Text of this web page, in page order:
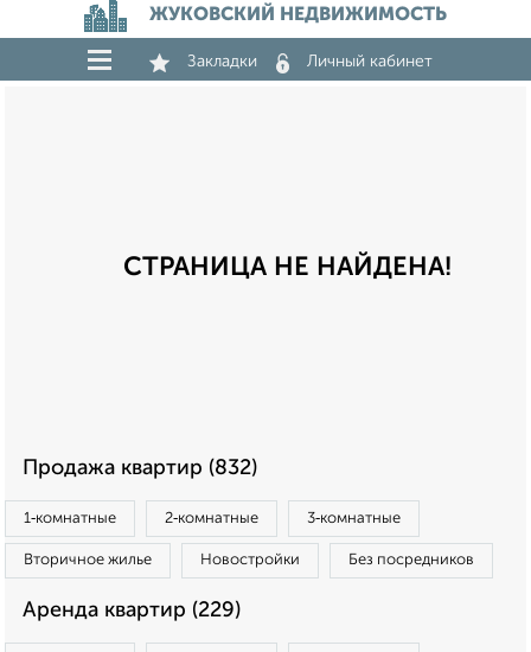
ЖУКОВСКИЙ НЕДВИЖИМОСТЬ
Закладки Личный кабинет
СТРАНИЦА НЕ НАЙДЕНА!
Продажа квартир (832)
1‑комнатные 2‑комнатные 3‑комнатные
Вторичное жилье Новостройки Без посредников
Аренда квартир (229)